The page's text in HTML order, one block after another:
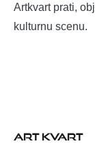
Artkvart prati,
kulturnu scenu.
ART KVART